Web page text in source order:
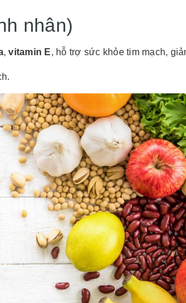
nhân)
,vitamin E, hỗ trợ sức khỏe tim mạch,